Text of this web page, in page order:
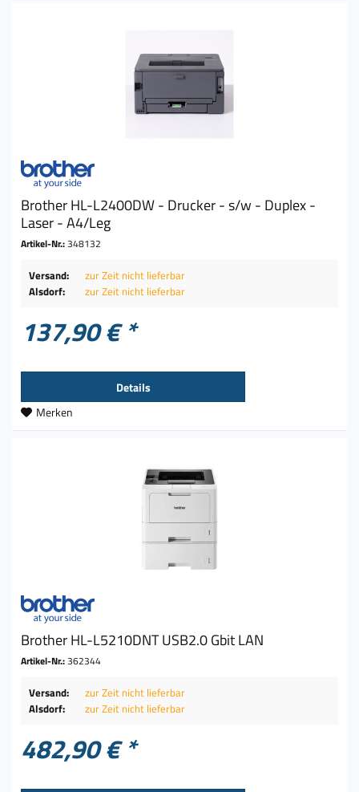
Brother HL-L2400DW - Drucker - s/w - Duplex -
Laser - A4/Leg
Artikel-Nr.:348132
Versand:
zur Zeit nicht lieferbar
Alsdorf:
zur Zeit nicht lieferbar
137,90 € *
Details
Merken
Brother HL-L5210DNT USB2.0 Gbit LAN
Artikel-Nr.:362344
Versand:
zur Zeit nicht lieferbar
Alsdorf:
zur Zeit nicht lieferbar
482,90 € *